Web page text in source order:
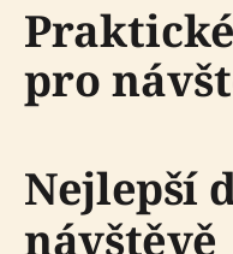
pro
Nejlepší
návštěvě